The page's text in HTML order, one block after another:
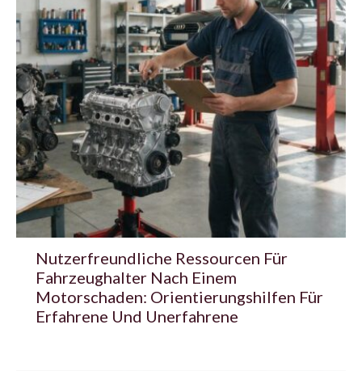
Nutzerfreundliche Ressourcen Für
Fahrzeughalter Nach Einem
Motorschaden: Orientierungshilfen Für
Erfahrene Und Unerfahrene